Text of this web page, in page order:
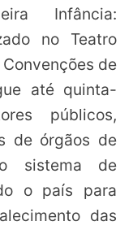
Infância:
no Teatro
de
até quinta-
públicos,
de órgãos de
sistema de
o país para
das